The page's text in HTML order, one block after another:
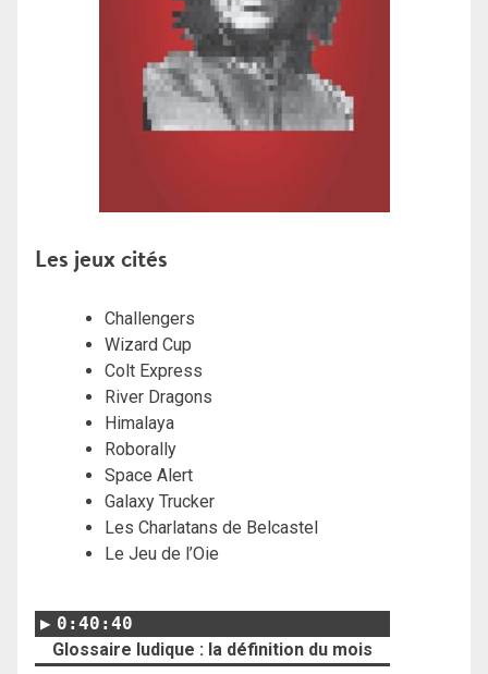
Les jeux cités
Challengers
Wizard Cup
Colt Express
River Dragons
Himalaya
Roborally
Space Alert
Galaxy Trucker
Les Charlatans de Belcastel
Le Jeu de l’Oie
0:40:40
Glossaire ludique : la définition du mois